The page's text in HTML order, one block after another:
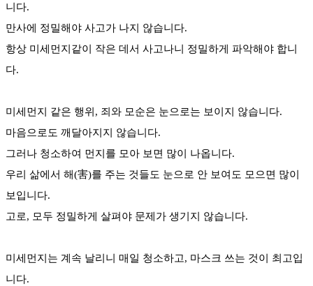
니다.
만사에 정밀해야 사고가 나지 않습니다.
항상 미세먼지같이 작은 데서 사고나니 정밀하게 파악해야 합니
다.
미세먼지 같은 행위, 죄와 모순은 눈으로는 보이지 않습니다.
마음으로도 깨달아지지 않습니다.
그러나 청소하여 먼지를 모아 보면 많이 나옵니다.
우리 삶에서 해(害)를 주는 것들도 눈으로 안 보여도 모으면 많이
보입니다.
고로, 모두 정밀하게 살펴야 문제가 생기지 않습니다.
미세먼지는 계속 날리니 매일 청소하고, 마스크 쓰는 것이 최고입
니다.